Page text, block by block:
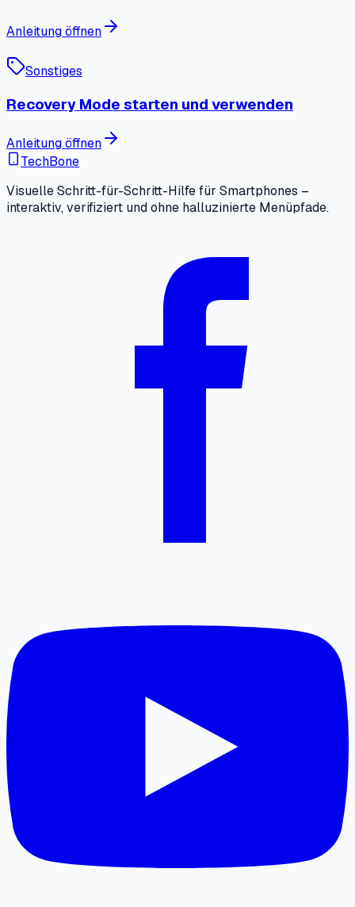
Anleitung öffnen
Sonstiges
Recovery Mode starten und verwenden
Anleitung öffnen
TechBone
Visuelle Schritt-für-Schritt-Hilfe für Smartphones –
interaktiv, verifiziert und ohne halluzinierte Menüpfade.